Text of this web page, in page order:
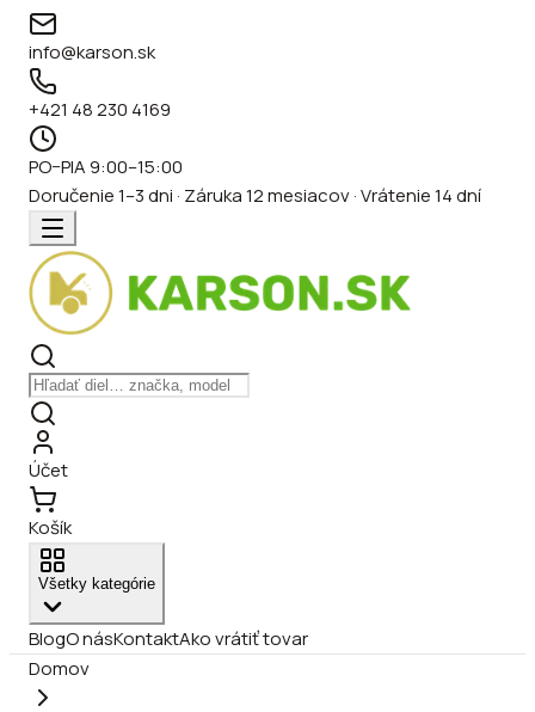
info@karson.sk
+421 48 230 4169
PO–PIA 9:00–15:00
Doručenie 1–3 dni · Záruka 12 mesiacov · Vrátenie 14 dní
Účet
Košík
Všetky kategórie
BlogO násKontaktAko vrátiť tovar
Domov